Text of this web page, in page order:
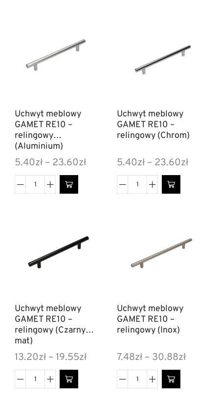
Uchwyt meblowy
GAMET RE10 –
relingowy
(Aluminium)
5.40zł – 23.60zł
Uchwyt meblowy
GAMET RE10 –
relingowy (Chrom)
5.40zł – 23.60zł
Uchwyt meblowy
GAMET RE10 –
relingowy (Czarny
mat)
13.20zł – 19.55zł
Uchwyt meblowy
GAMET RE10 –
relingowy (Inox)
7.48zł – 30.88zł